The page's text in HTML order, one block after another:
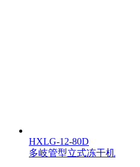
HXLG-12-80D
多岐管型立式冻干机